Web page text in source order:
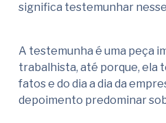
significa testemunhar
A testemunha é uma peça
trabalhista, até porque, ela
fatos e do dia a dia da
depoimento predominar